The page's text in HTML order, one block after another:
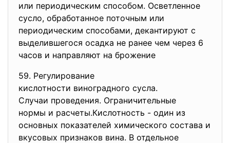
или периодическим способом. Осветленное
сусло, обработанное поточным или
периодическим способами, декантируют с
выделившегося осадка не ранее чем через 6
часов и направляют на брожение
59. Регулирование
кислотности виноградного сусла.
Случаи проведения. Ограничительные
нормы и расчеты.Кислотность - один из
основных показателей химического состава и
вкусовых признаков вина. В отдельное